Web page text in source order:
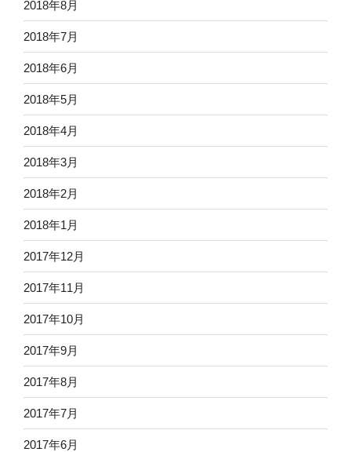
2018年8月
2018年7月
2018年6月
2018年5月
2018年4月
2018年3月
2018年2月
2018年1月
2017年12月
2017年11月
2017年10月
2017年9月
2017年8月
2017年7月
2017年6月